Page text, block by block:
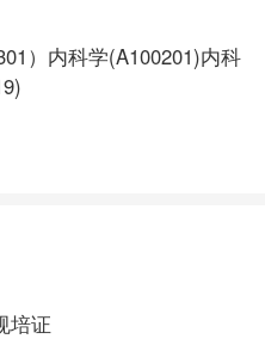
）内科学(A100201)内科
培证